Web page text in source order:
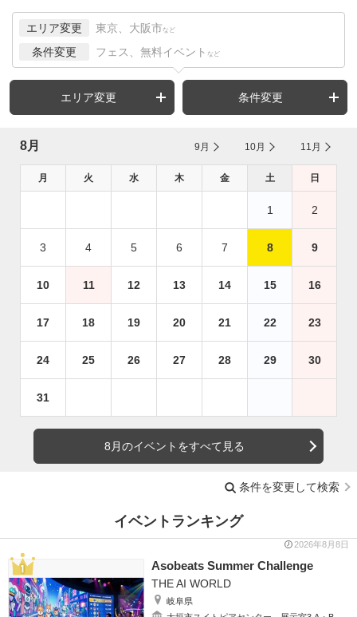
エリア変更 東京、大阪市 など
条件変更 フェス、無料イベント など
エリア変更 条件変更
8月 9月 10月 11月
月 火 水 木 金 土 日
1 2
3 4 5 6 7 8 9
10 11 12 13 14 15 16
17 18 19 20 21 22 23
24 25 26 27 28 29 30
31
8月のイベントをすべて見る
条件を変更して検索
イベントランキング
2026年8月8日
Asobeats Summer Challenge
THE AI WORLD
岐阜県